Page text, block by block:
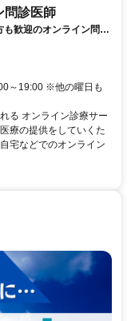
問診医師
歓迎のオンライン問診
～19:00 ※他の曜日も
る オンライン診療サー
療の提供をしていくた
宅などでのオンライン